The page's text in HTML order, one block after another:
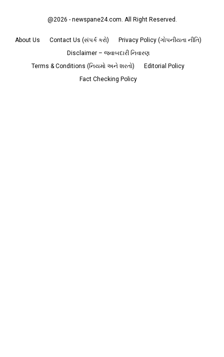
@2026 - newspane24.com. All Right Reserved.
About Us Contact Us (સંપર્ક કરો)
Privacy Policy (ગોપનીયતા નીતિ)
Disclaimer – જવાબદારી નિવારણ
Terms & Conditions (નિયમો અને શરતો)
Editorial Policy
Fact Checking Policy